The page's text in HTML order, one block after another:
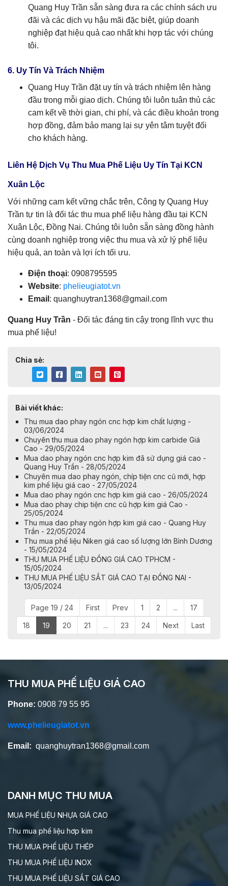
Quang Huy Trần sẵn sàng đưa ra các chính sách ưu
đãi và các dịch vụ hậu mãi đặc biệt, giúp doanh
nghiệp đạt hiệu quả cao nhất khi hợp tác với chúng
tôi.
6. Uy Tín Và Trách Nhiệm
Quang Huy Trần đặt uy tín và trách nhiệm lên hàng
đầu trong mỗi giao dịch. Chúng tôi luôn tuân thủ các
cam kết về thời gian, chi phí, và các điều khoản trong
hợp đồng, đảm bảo mang lại sự yên tâm tuyệt đối
cho khách hàng.
Liên Hệ Dịch Vụ Thu Mua Phế Liệu Uy Tín Tại KCN
Xuân Lộc
Với những cam kết vững chắc trên, Công ty Quang Huy
Trần tự tin là đối tác thu mua phế liệu hàng đầu tại KCN
Xuân Lộc, Đồng Nai. Chúng tôi luôn sẵn sàng đồng hành
cùng doanh nghiệp trong việc thu mua và xử lý phế liệu
hiệu quả, an toàn và lợi ích tối ưu.
Điện thoại: 0908795595
Website: phelieugiatot.vn
Email : quanghuytran1368@gmail.com
Quang Huy Trần - Đối tác đáng tin cậy trong lĩnh vực thu
mua phế liệu!
Chia sẻ:
Bài viết khác:
Thu mua dao phay ngón cnc hợp kim chất lượng -
03/06/2024
Chuyên thu mua dao phay ngón hợp kim carbide Giá
Cao - 29/05/2024
Mua dao phay ngón cnc hợp kim đã sử dụng giá cao -
Quang Huy Trần - 28/05/2024
Chuyên mua dao phay ngón, chíp tiện cnc cũ mới, hợp
kim phế liệu giá cao - 27/05/2024
Mua dao phay ngón cnc hợp kim giá cao - 26/05/2024
Mua dao phay chip tiện cnc cũ hợp kim giá Cao -
25/05/2024
Thu mua dao phay ngón hợp kim giá cao - Quang Huy
Trần - 22/05/2024
Thu mua phế liệu Niken giá cao số lượng lớn Bình Dương
- 15/05/2024
THU MUA PHẾ LIỆU ĐỒNG GIÁ CAO TPHCM -
15/05/2024
THU MUA PHẾ LIỆU SẮT GIÁ CAO TẠI ĐỒNG NAI -
13/05/2024
Page 19 / 24 First Prev 1 2 ... 17
18 19 20 21 ... 23 24 Next Last
THU MUA PHẾ LIỆU GIÁ CAO
Phone: 0908 79 55 95
www.phelieugiatot.vn
Email: quanghuytran1368@gmail.com
DANH MỤC THU MUA
MUA PHẾ LIỆU NHỰA GIÁ CAO
Thu mua phế liệu hơp kim
THU MUA PHẾ LIỆU THÉP
THU MUA PHẾ LIỆU INOX
THU MUA PHẾ LIỆU SẮT GIÁ CAO